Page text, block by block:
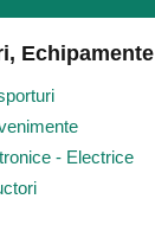
Echipamente
- Electrice